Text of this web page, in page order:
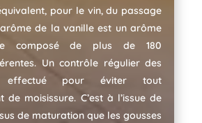
pour le vin, du passage
de la vanille est un arôme
composé de plus de 180
Un contrôle régulier des
pour éviter tout
de moisissure. C’est à l’issue de
de maturation que les gousses